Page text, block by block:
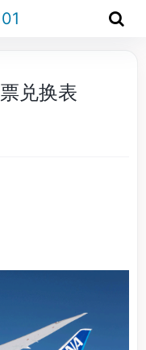
兑换表